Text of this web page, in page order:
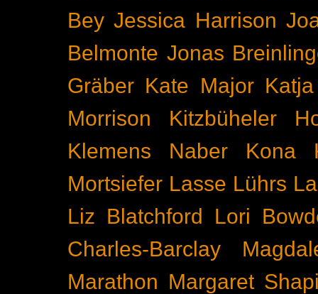
Bey Jessica Harrison
Belmonte Jonas
Gräber Kate Major
Morrison
Kitzbüheler
Klemens Naber
Kona
Mortsiefer Lasse Lührs
Liz Blatchford
Lori
Charles-Barclay
Marathon Margaret